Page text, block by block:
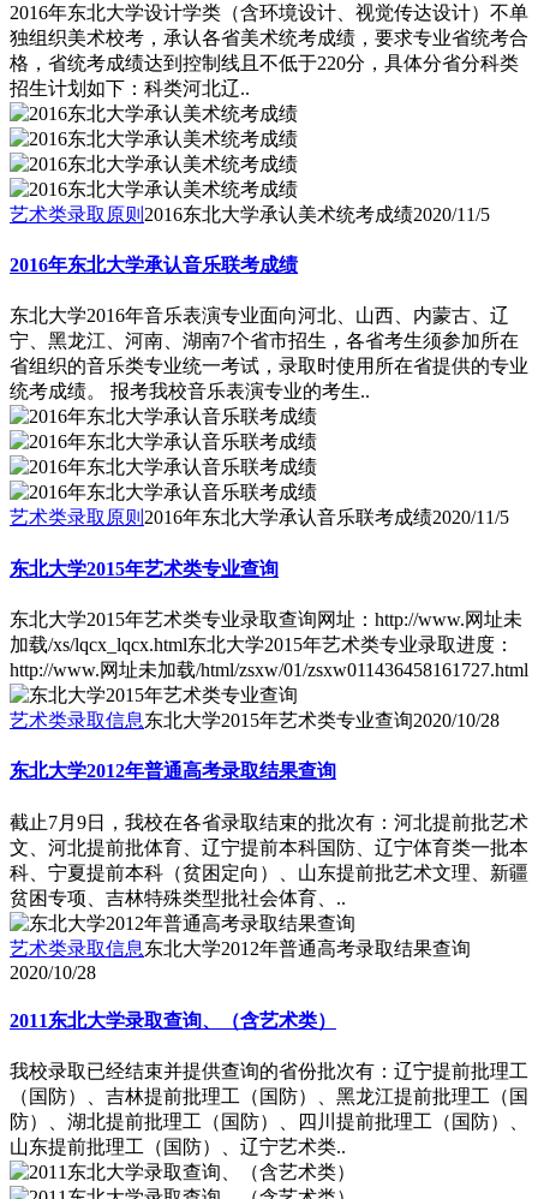
2016年东北大学设计学类（含环境设计、视觉传达设计）不单
独组织美术校考，承认各省美术统考成绩，要求专业省统考合
格，省统考成绩达到控制线且不低于220分，具体分省分科类
招生计划如下：科类河北辽..
艺术类录取原则 2016东北大学承认美术统考成绩2020/11/5
2016年东北大学承认音乐联考成绩
东北大学2016年音乐表演专业面向河北、山西、内蒙古、辽
宁、黑龙江、河南、湖南7个省市招生，各省考生须参加所在
省组织的音乐类专业统一考试，录取时使用所在省提供的专业
统考成绩。 报考我校音乐表演专业的考生..
艺术类录取原则 2016年东北大学承认音乐联考成绩2020/11/5
东北大学2015年艺术类专业查询
东北大学2015年艺术类专业录取查询网址：http://www.网址未
加载/xs/lqcx_lqcx.html东北大学2015年艺术类专业录取进度：
http://www.网址未加载/html/zsxw/01/zsxw011436458161727.html
艺术类录取信息东北大学2015年艺术类专业查询2020/10/28
东北大学2012年普通高考录取结果查询
截止7月9日，我校在各省录取结束的批次有：河北提前批艺术
文、河北提前批体育、辽宁提前本科国防、辽宁体育类一批本
科、宁夏提前本科（贫困定向）、山东提前批艺术文理、新疆
贫困专项、吉林特殊类型批社会体育、..
艺术类录取信息东北大学2012年普通高考录取结果查询
2020/10/28
2011东北大学录取查询、（含艺术类）
我校录取已经结束并提供查询的省份批次有：辽宁提前批理工
（国防）、吉林提前批理工（国防）、黑龙江提前批理工（国
防）、湖北提前批理工（国防）、四川提前批理工（国防）、
山东提前批理工（国防）、辽宁艺术类..